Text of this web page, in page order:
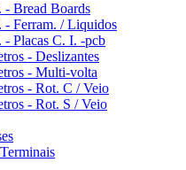
- Bread Boards
- Ferram. / Liquidos
- Placas C. I. -pcb
- Deslizantes
- Multi-volta
- Rot. C / Veio
- Rot. S / Veio